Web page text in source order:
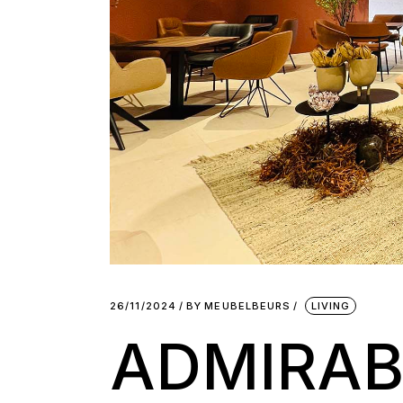
26/11/2024 BY MEUBELBEURS LIVING